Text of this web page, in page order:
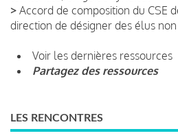
> Accord de composition du CSE
direction de désigner des élus
Voir les dernières ressources
Partagez des ressources
LES RENCONTRES